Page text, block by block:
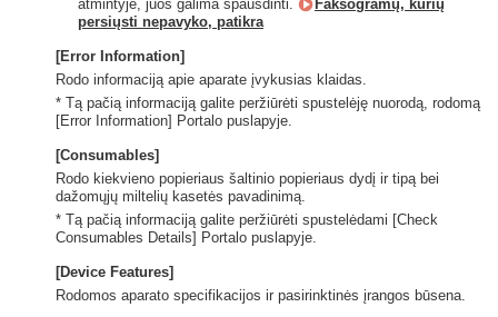
atmintyje, juos galima spausdinti.
Faksogramų, kurių
persiųsti nepavyko, patikra
[Error Information]
Rodo informaciją apie aparate įvykusias klaidas.
* Tą pačią informaciją galite peržiūrėti spustelėję nuorodą, rodomą
[Error Information] Portalo puslapyje.
[Consumables]
Rodo kiekvieno popieriaus šaltinio popieriaus dydį ir tipą bei
dažomųjų miltelių kasetės pavadinimą.
* Tą pačią informaciją galite peržiūrėti spustelėdami [Check
Consumables Details] Portalo puslapyje.
[Device Features]
Rodomos aparato specifikacijos ir pasirinktinės įrangos būsena.